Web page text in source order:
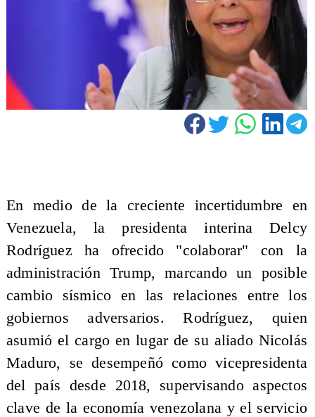
En medio de la creciente incertidumbre en
Venezuela, la presidenta interina Delcy
Rodríguez ha ofrecido "colaborar" con la
administración Trump, marcando un posible
cambio sísmico en las relaciones entre los
gobiernos adversarios. Rodríguez, quien
asumió el cargo en lugar de su aliado Nicolás
Maduro, se desempeñó como vicepresidenta
del país desde 2018, supervisando aspectos
clave de la economía venezolana y el servicio